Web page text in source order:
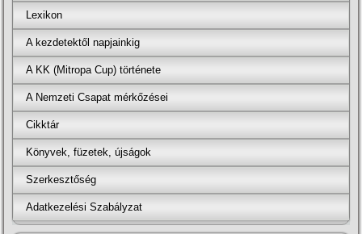
Lexikon
A kezdetektől napjainkig
A KK (Mitropa Cup) története
A Nemzeti Csapat mérkőzései
Cikktár
Könyvek, füzetek, újságok
Szerkesztőség
Adatkezelési Szabályzat